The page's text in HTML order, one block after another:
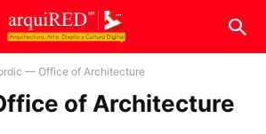
— Office of Architecture
of Architecture